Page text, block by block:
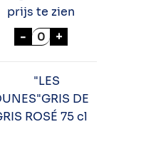
75cl aantal
prijs te zien
- Konigshof
+